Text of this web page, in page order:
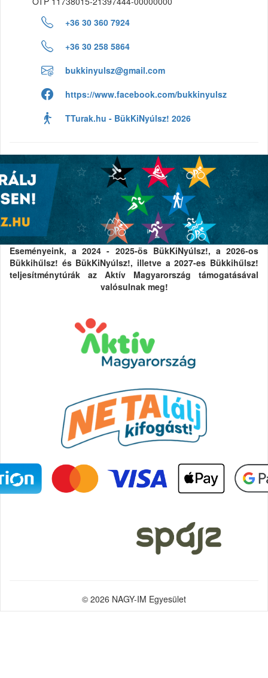
+36 30 360 7924
+36 30 258 5864
bukkinyulsz@gmail.com
https://www.facebook.com/bukkinyulsz
TTurak.hu - BükKiNyúlsz! 2026
Eseményeink, a 2024 - 2025-ös BükKiNyúlsz!, a 2026-os
Bükkihűlsz! és BükKiNyúlsz!, illetve a 2027-es Bükkihűlsz!
teljesítménytúrák az Aktív Magyarország támogatásával
valósulnak meg!
© 2026 NAGY-IM Egyesület